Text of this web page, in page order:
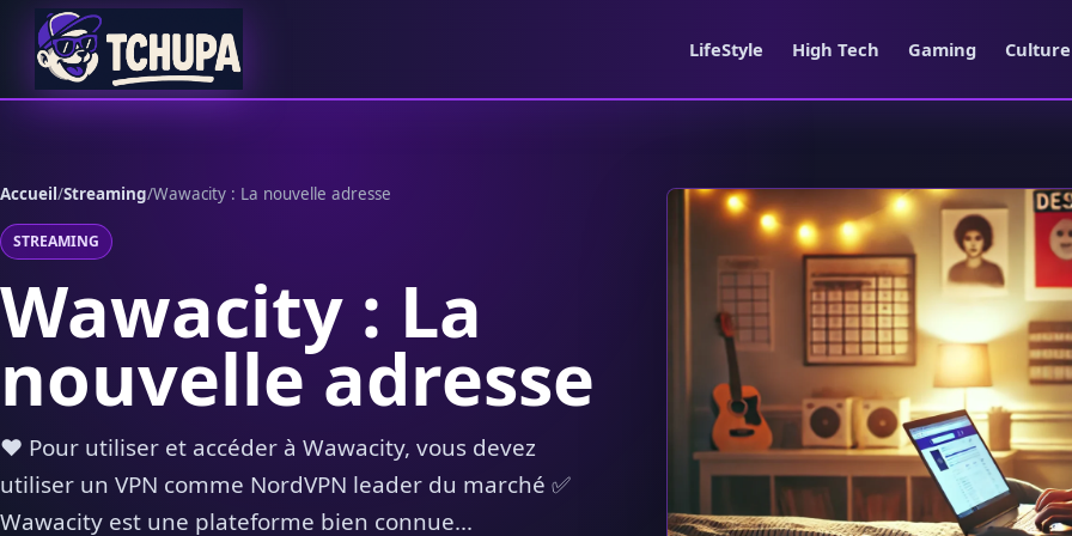
Aller au contenu
LifeStyle High Tech Gaming
Accueil/Streaming/Wawacity : La nouvelle adresse
STREAMING
Wawacity : La
nouvelle adresse
❤️ Pour utiliser et accéder à Wawacity, vous devez
utiliser un VPN comme NordVPN leader du marché ✅
Wawacity est une plateforme bien connue...